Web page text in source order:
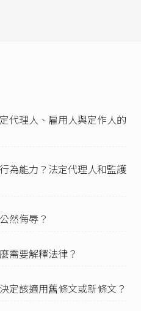
原因，應以法定代理人
更一審，此部見解未遭上
不當得利之受領人，不知
所受之利益已不存在者，
就曾有兩名分別11歲與5歲
存了2萬元到便利超商買遊
的寶物，這種行為跟這種
岳良（2019），《
理人、雇用人與定作人的
為能力？法定代理人和監護
然侮辱？
需要解釋法律？
定該適用舊條文或新條文？